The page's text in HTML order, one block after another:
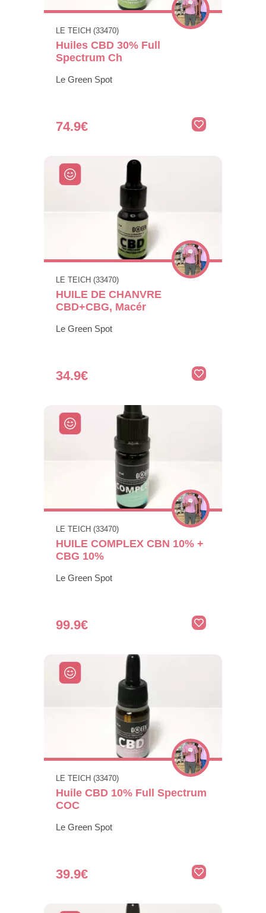
LE TEICH (33470)
Huiles CBD 30% Full
Spectrum Ch
Le Green Spot
74.9€
LE TEICH (33470)
HUILE DE CHANVRE
CBD+CBG, Macér
Le Green Spot
34.9€
LE TEICH (33470)
HUILE COMPLEX CBN 10% +
CBG 10%
Le Green Spot
99.9€
LE TEICH (33470)
Huile CBD 10% Full Spectrum
COC
Le Green Spot
39.9€